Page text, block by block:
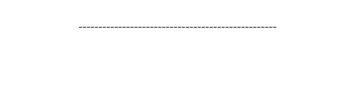
--------------------------------------------------